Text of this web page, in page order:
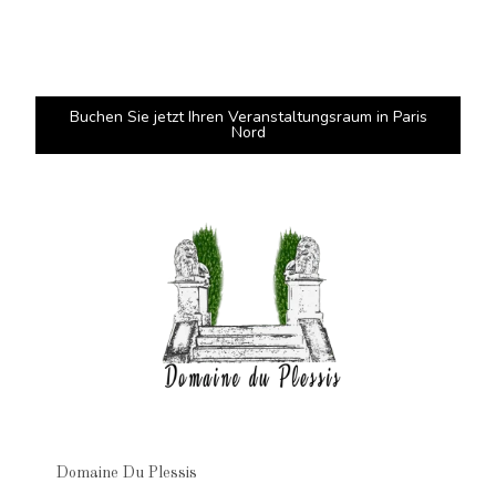
Buchen Sie jetzt Ihren Veranstaltungsraum in Paris
Nord
Domaine Du Plessis